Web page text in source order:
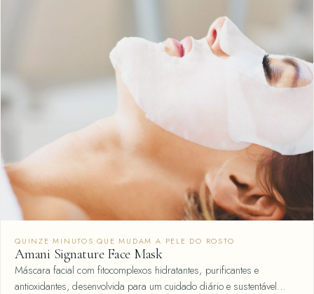
QUINZE MINUTOS QUE MUDAM A PELE DO ROSTO
Amani Signature Face Mask
Máscara facial com fitocomplexos hidratantes, purificantes e
antioxidantes, desenvolvida para um cuidado diário e sustentável…